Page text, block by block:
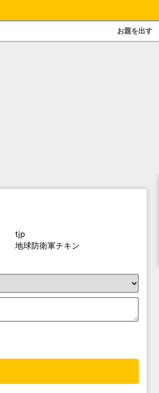
お題を出す
tjp
地球防衛軍チキン